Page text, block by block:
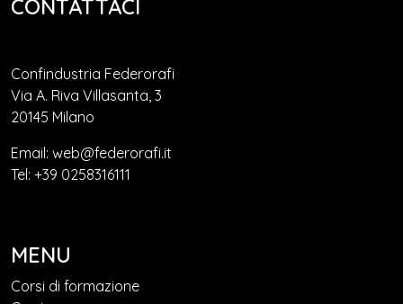
CONTATTACI
Confindustria Federorafi
Via A. Riva Villasanta, 3
20145 Milano
Email: web@federorafi.it
Tel: +39 0258316111
MENU
Corsi di formazione